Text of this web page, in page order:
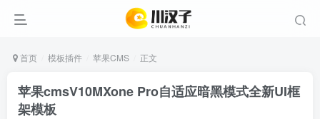
首页 模板插件 苹果CMS 正文
苹果cmsV10MXone Pro自适应暗黑模式全新UI框
架模板